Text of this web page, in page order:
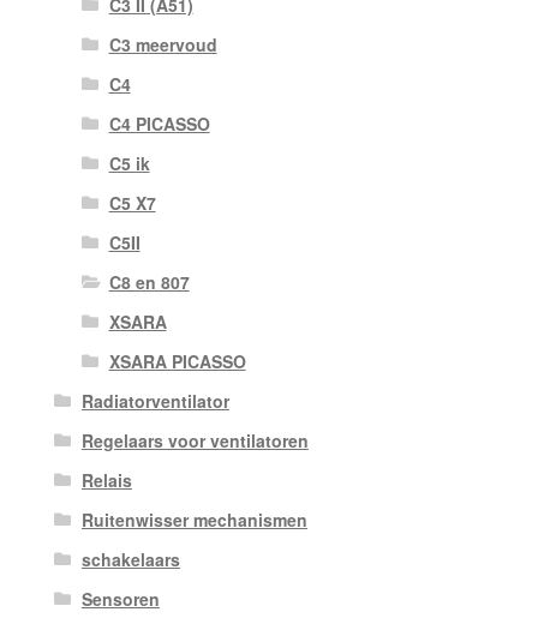
C3 meervoud
C4
C4 PICASSO
C5 ik
C5 X7
C5II
C8 en 807
XSARA
XSARA PICASSO
Radiatorventilator
Regelaars voor ventilatoren
Relais
Ruitenwisser mechanismen
schakelaars
Sensoren